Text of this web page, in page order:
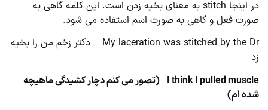
در اینجا stitch به معنای بخیه زدن است. این کلمه گاهی به
صورت فعل و گاهی به صورت اسم استفاده می شود.
My laceration was stitched by the Dr دکتر زخم من را بخیه
زد
I think I pulled muscle (تصور می کنم دچار کشیدگی ماهیچه
شده ام)